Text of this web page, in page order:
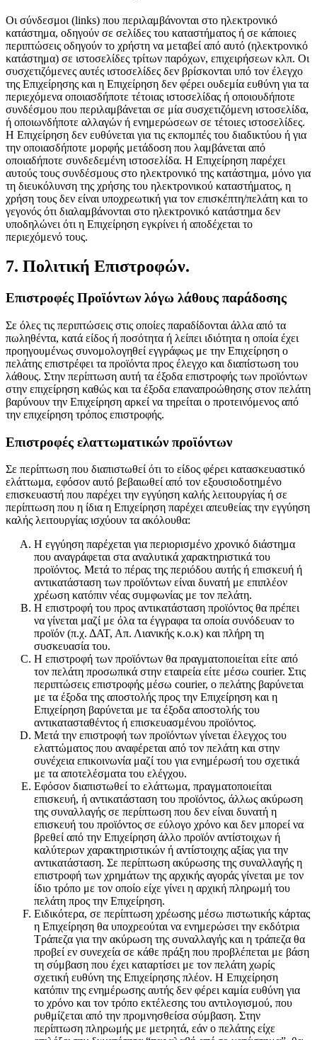
Οι σύνδεσμοι (links) που περιλαμβάνονται στο ηλεκτρονικό
κατάστημα, οδηγούν σε σελίδες του καταστήματος ή σε κάποιες
περιπτώσεις οδηγούν το χρήστη να μεταβεί από αυτό (ηλεκτρονικό
κατάστημα) σε ιστοσελίδες τρίτων παρόχων, επιχειρήσεων κλπ. Οι
συσχετιζόμενες αυτές ιστοσελίδες δεν βρίσκονται υπό τον έλεγχο
της Επιχείρησης και η Επιχείρηση δεν φέρει ουδεμία ευθύνη για τα
περιεχόμενα οποιασδήποτε τέτοιας ιστοσελίδας ή οποιουδήποτε
συνδέσμου που περιλαμβάνεται σε μία συσχετιζόμενη ιστοσελίδα,
ή οποιωνδήποτε αλλαγών ή ενημερώσεων σε τέτοιες ιστοσελίδες.
Η Επιχείρηση δεν ευθύνεται για τις εκπομπές του διαδικτύου ή για
την οποιασδήποτε μορφής μετάδοση που λαμβάνεται από
οποιαδήποτε συνδεδεμένη ιστοσελίδα. Η Επιχείρηση παρέχει
αυτούς τους συνδέσμους στο ηλεκτρονικό της κατάστημα, μόνο για
τη διευκόλυνση της χρήσης του ηλεκτρονικού καταστήματος, η
χρήση τους δεν είναι υποχρεωτική για τον επισκέπτη/πελάτη και το
γεγονός ότι διαλαμβάνονται στο ηλεκτρονικό κατάστημα δεν
υποδηλώνει ότι η Επιχείρηση εγκρίνει ή αποδέχεται το
περιεχόμενό τους.
7. Πολιτική Επιστροφών.
Επιστροφές Προϊόντων λόγω λάθους παράδοσης
Σε όλες τις περιπτώσεις στις οποίες παραδίδονται άλλα από τα
πωληθέντα, κατά είδος ή ποσότητα ή λείπει ιδιότητα η οποία έχει
προηγουμένως συνομολογηθεί εγγράφως με την Επιχείρηση ο
πελάτης επιστρέφει τα προϊόντα προς έλεγχο και διαπίστωση του
λάθους. Στην περίπτωση αυτή τα έξοδα επιστροφής των προϊόντων
στην επιχείρηση καθώς και τα έξοδα επαναπροώθησης στον πελάτη
βαρύνουν την Επιχείρηση αρκεί να τηρείται ο προτεινόμενος από
την επιχείρηση τρόπος επιστροφής.
Επιστροφές ελαττωματικών προϊόντων
Σε περίπτωση που διαπιστωθεί ότι το είδος φέρει κατασκευαστικό
ελάττωμα, εφόσον αυτό βεβαιωθεί από τον εξουσιοδοτημένο
επισκευαστή που παρέχει την εγγύηση καλής λειτουργίας ή σε
περίπτωση που η ίδια η Επιχείρηση παρέχει απευθείας την εγγύηση
καλής λειτουργίας ισχύουν τα ακόλουθα:
Η εγγύηση παρέχεται για περιορισμένο χρονικό διάστημα
που αναγράφεται στα αναλυτικά χαρακτηριστικά του
προϊόντος. Μετά το πέρας της περιόδου αυτής ή επισκευή ή
αντικατάσταση των προϊόντων είναι δυνατή με επιπλέον
χρέωση κατόπιν νέας συμφωνίας με τον πελάτη.
Η επιστροφή του προς αντικατάσταση προϊόντος θα πρέπει
να γίνεται μαζί με όλα τα έγγραφα τα οποία συνόδευαν το
προϊόν (π.χ. ΔΑΤ, Απ. Λιανικής κ.ο.κ) και πλήρη τη
συσκευασία του.
Η επιστροφή των προϊόντων θα πραγματοποιείται είτε από
τον πελάτη προσωπικά στην εταιρεία είτε μέσω courier. Στις
περιπτώσεις επιστροφής μέσω courier, o πελάτης βαρύνεται
με τα έξοδα της αποστολής προς την Επιχείρηση και η
Επιχείρηση βαρύνεται με τα έξοδα αποστολής του
αντικατασταθέντος ή επισκευασμένου προϊόντος.
Μετά την επιστροφή των προϊόντων γίνεται έλεγχος του
ελαττώματος που αναφέρεται από τον πελάτη και στην
συνέχεια επικοινωνία μαζί του για ενημέρωσή του σχετικά
με τα αποτελέσματα του ελέγχου.
Εφόσον διαπιστωθεί το ελάττωμα, πραγματοποιείται
επισκευή, ή αντικατάσταση του προϊόντος, άλλως ακύρωση
της συναλλαγής σε περίπτωση που δεν είναι δυνατή η
επισκευή του προϊόντος σε εύλογο χρόνο και δεν μπορεί να
βρεθεί από την Επιχείρηση άλλο προϊόν αντίστοιχων ή
καλύτερων χαρακτηριστικών ή αντίστοιχης αξίας για την
αντικατάσταση. Σε περίπτωση ακύρωσης της συναλλαγής η
επιστροφή των χρημάτων της αρχικής αγοράς γίνεται με τον
ίδιο τρόπο με τον οποίο είχε γίνει η αρχική πληρωμή του
πελάτη προς την Επιχείρηση.
Ειδικότερα, σε περίπτωση χρέωσης μέσω πιστωτικής κάρτας
η Επιχείρηση θα υποχρεούται να ενημερώσει την εκδότρια
Τράπεζα για την ακύρωση της συναλλαγής και η τράπεζα θα
προβεί εν συνεχεία σε κάθε πράξη που προβλέπεται με βάση
τη σύμβαση που έχει καταρτίσει με τον πελάτη χωρίς
σχετική ευθύνη της Επιχείρησης πλέον. Η Επιχείρηση
κατόπιν της ενημέρωσης αυτής δεν φέρει καμία ευθύνη για
το χρόνο και τον τρόπο εκτέλεσης του αντιλογισμού, που
ρυθμίζεται από την προμνησθείσα σύμβαση. Στην
περίπτωση πληρωμής με μετρητά, εάν ο πελάτης είχε